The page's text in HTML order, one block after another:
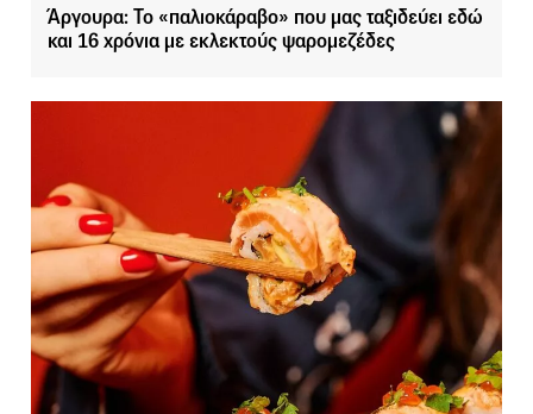
Άργουρα: Το «παλιοκάραβο» που μας ταξιδεύει εδώ
και 16 χρόνια με εκλεκτούς ψαρομεζέδες